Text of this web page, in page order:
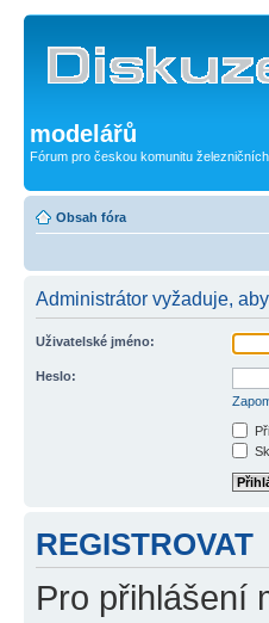
modelářů
Fórum pro českou komunitu železničních
Obsah fóra
Administrátor vyžaduje,
Uživatelské jméno:
Heslo:
REGISTROVAT
Pro přihlášení